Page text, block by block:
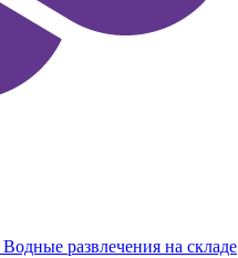
Водные развлечения на складе